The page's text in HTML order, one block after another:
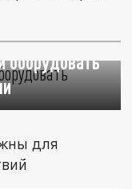
оборудовать
для